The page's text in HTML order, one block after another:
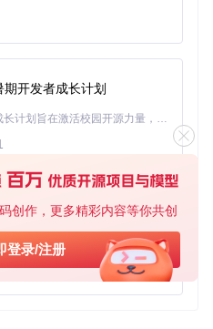
创作，更多精彩内容等你共创
登录/注册
开发者成长计划
「源启盛夏」暑期校园开发者成长计划旨在激活校园开源力量，通过积分激励、认证扶持、资源倾斜等形式，引导高校组织和开发者完成「入驻 — 建项目 — 做贡献 — 获认证 — 得资源」的完整闭环。无论你是想带领社团入驻平台的组织者，还是希望用代码贡献证明自己的开发者，都能在这里找到属于你的成长路径。
基于Python的Xiaozhi AI，适用于想要完整Xiaozhi体验而无需拥有专用硬件的用户。